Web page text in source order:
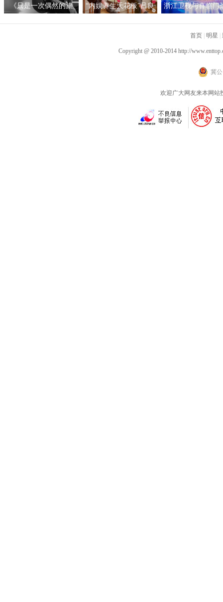
《只是一次偶然的旅
“内娱养生天花板”吕良
已是极限
浙江卫视与喜临门
新营销模式
首页 明星
Copyright @ 2010-2014 http://
冀公
欢迎广大网友来本网站